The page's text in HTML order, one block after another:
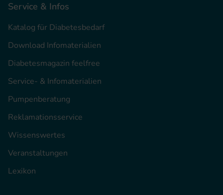
Service & Infos
Katalog für Diabetesbedarf
Download Infomaterialien
Diabetesmagazin feelfree
Service- & Infomaterialien
Pumpenberatung
Reklamationsservice
Wissenswertes
Veranstaltungen
Lexikon